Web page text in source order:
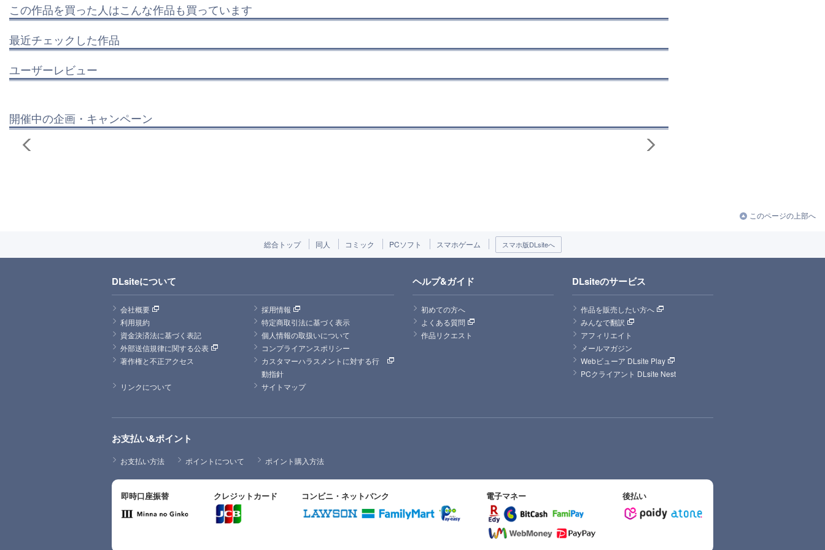
この作品を買った人はこんな作品も買っています
最近チェックした作品
ユーザーレビュー
開催中の企画・キャンペーン
このページの上部へ
総合トップ 同人 コミック PCソフト スマホゲーム スマホ版DLsiteへ
DLsiteについて
会社概要
採用情報
利用規約
特定商取引法に基づく表示
資金決済法に基づく表記
個人情報の取扱いについて
外部送信規律に関する公表
コンプライアンスポリシー
著作権と不正アクセス
カスタマーハラスメントに対する行
動指針
リンクについて
サイトマップ
ヘルプ&ガイド
初めての方へ
よくある質問
作品リクエスト
DLsiteのサービス
作品を販売したい方へ
みんなで翻訳
アフィリエイト
メールマガジン
Webビューア DLsite Play
PCクライアント DLsite Nest
お支払い&ポイント
お支払い方法 ポイントについて ポイント購入方法
即時口座振替 クレジットカード コンビニ・ネットバンク 電子マネー 後払い